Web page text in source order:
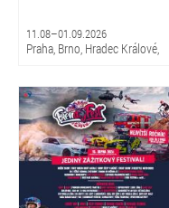
11.08–01.09.2026
Praha, Brno, Hradec Králové,